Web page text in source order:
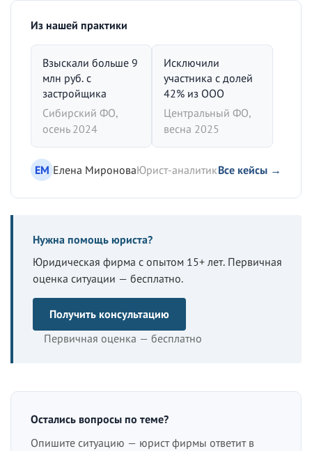
Из нашей практики
Взыскали больше 9
млн руб. с
застройщика
Сибирский ФО,
осень 2024
Исключили
участника с долей
42% из ООО
Центральный ФО,
весна 2025
ЕМ Елена МироноваЮрист-аналитикВсе кейсы →
Нужна помощь юриста?
Юридическая фирма с опытом 15+ лет. Первичная
оценка ситуации — бесплатно.
Получить консультацию
Первичная оценка — бесплатно
Остались вопросы по теме?
Опишите ситуацию — юрист фирмы ответит в